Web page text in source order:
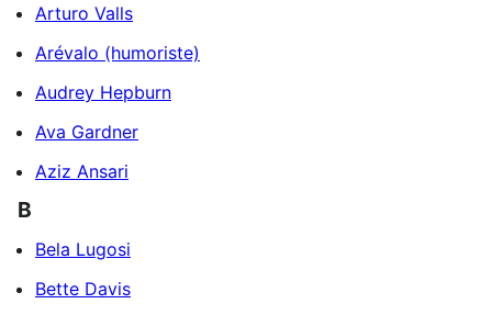
Arturo Valls
Arévalo (humoriste)
Audrey Hepburn
Ava Gardner
Aziz Ansari
B
Bela Lugosi
Bette Davis